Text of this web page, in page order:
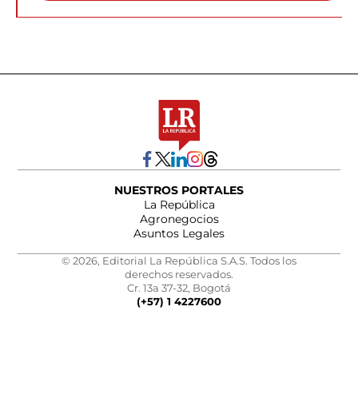
NUESTROS PORTALES
La República
Agronegocios
Asuntos Legales
© 2026, Editorial La República S.A.S. Todos los
derechos reservados.
Cr. 13a 37-32, Bogotá
(+57) 1 4227600